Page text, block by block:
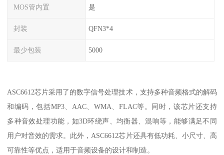
MOS管内置 是
封装 QFN3*4
最少包装 5000
ASC6612芯片采用了的数字信号处理技术，支持多种音频格式的解码
和编码，包括MP3、AAC、WMA、FLAC等。同时，该芯片还支持
多种音效处理功能，如3D环绕声、均衡器、混响等，能够满足不同
用户对音效的需求。此外，ASC6612芯片还具有低功耗、小尺寸、高
可靠性等优点，适用于音频设备的设计和制造。